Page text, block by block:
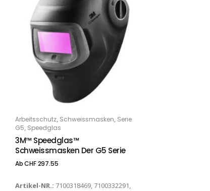
OPTIONS
Arbeitsschutz, Schweissmasken, Serie
G5, Speedglas
3M™ Speedglas™
Schweissmasken Der G5 Serie
AbCHF297.55
Artikel-NR.: 7100318469, 7100332291,